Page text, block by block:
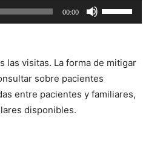
el
00:00
las
flecha
arriba/abajo
para
las visitas. La forma de mitigar
sobre pacientes
entre pacientes y familiares,
disponibles.